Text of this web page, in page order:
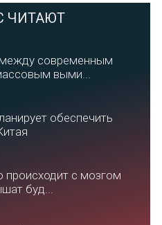
ЧИТАЮТ
современным
выми...
обеспечить
происходит с мозгом
буд...